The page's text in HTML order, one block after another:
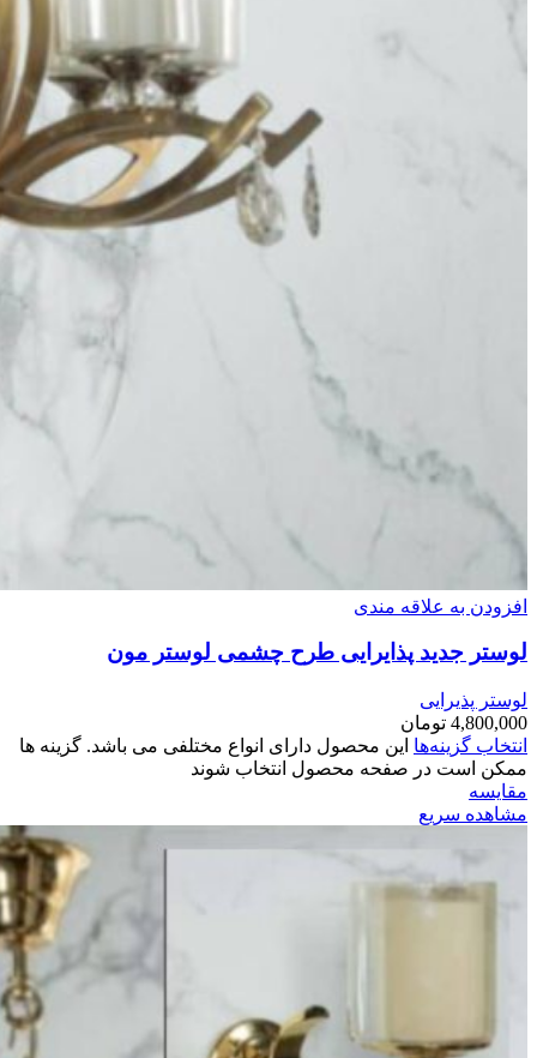
افزودن به علاقه مندی
لوستر جدید پذایرایی طرح چشمی لوستر مون
لوستر پذیرایی
4,800,000 تومان
انتخاب گزینه‌ها این محصول دارای انواع مختلفی می باشد. گزینه ها
ممکن است در صفحه محصول انتخاب شوند
مقایسه
مشاهده سریع